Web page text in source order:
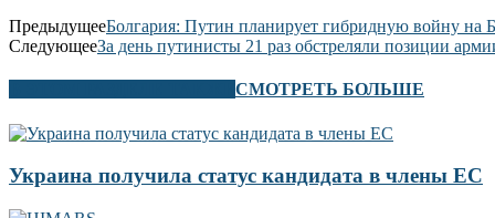
ПредыдущееБолгария: Путин планирует гибридную войну на
СледующееЗа день путинисты 21 раз обстреляли позиции
СМОТРЕТЬ БОЛЬШЕ
Украина получила статус кандидата в члены ЕС